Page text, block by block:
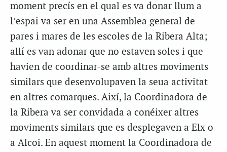
moment precís en el qual es va donar llum a
l’espai va ser en una Assemblea general de
pares i mares de les escoles de la Ribera Alta;
allí es van adonar que no estaven soles i que
havien de coordinar-se amb altres moviments
similars que desenvolupaven la seua activitat
en altres comarques. Així, la Coordinadora de
la Ribera va ser convidada a conéixer altres
moviments similars que es desplegaven a Elx o
a Alcoi. En aquest moment la Coordinadora de